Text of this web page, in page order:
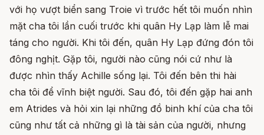
với họ vượt biển sang Troie vì trước hết tôi muốn nhìn
mặt cha tôi lần cuối trước khi quân Hy Lạp làm lễ mai
táng cho người. Khi tôi đến, quân Hy Lạp đứng đón tôi
đông nghịt. Gặp tôi, người nào cũng nói cứ như là
được nhìn thấy Achille sống lại. Tôi đến bên thi hài
cha tôi để vĩnh biệt người. Sau đó, tôi đến gặp hai anh
em Atrides và hỏi xin lại những đồ binh khí của cha tôi
cũng như tất cả những gì là tài sản của người, nhưng